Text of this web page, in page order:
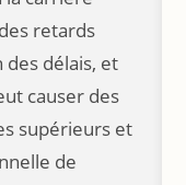
retards
délais, et
causer des
supérieurs et
de